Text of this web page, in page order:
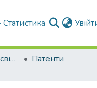
Статистика
Патенти та авторські свідоцтва
Патенти